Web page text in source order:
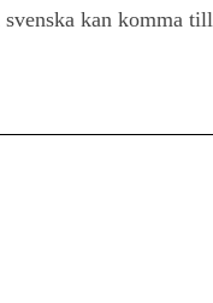
kan komma till